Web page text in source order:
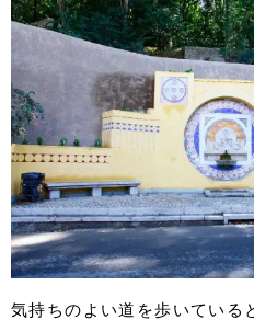
気持ちのよい道を歩いている